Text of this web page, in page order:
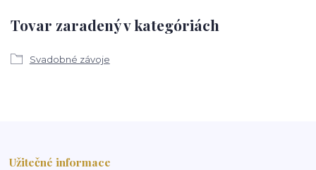
Tovar zaradený v kategóriách
Svadobné závoje
Užitečné informace